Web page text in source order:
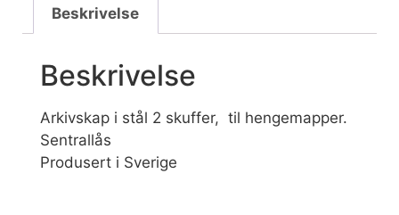
Beskrivelse
Beskrivelse
Arkivskap i stål 2 skuffer, til hengemapper.
Sentrallås
Produsert i Sverige